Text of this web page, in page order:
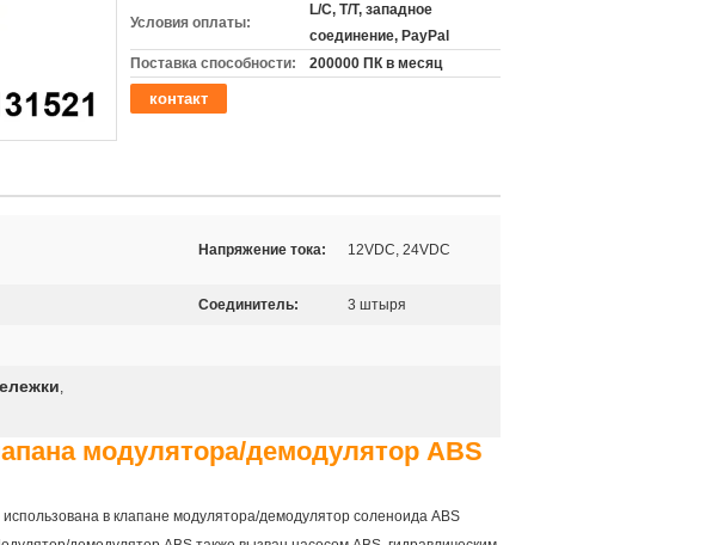
Условия оплаты:
L/C, T/T, западное
соединение, PayPal
Поставка способности:
200000 ПК в месяц
контакт
Напряжение тока: 12VDC, 24VDC
Соединитель: 3 штыря
,
модулятора/демодулятор ABS
в клапане модулятора/демодулятор соленоида ABS